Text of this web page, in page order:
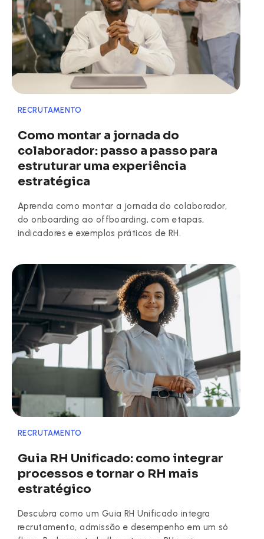
RECRUTAMENTO
Como montar a jornada do
colaborador: passo a passo para
estruturar uma experiência
estratégica
Aprenda como montar a jornada do colaborador,
do onboarding ao offboarding, com etapas,
indicadores e exemplos práticos de RH.
RECRUTAMENTO
Guia RH Unificado: como integrar
processos e tornar o RH mais
estratégico
Descubra como um Guia RH Unificado integra
recrutamento, admissão e desempenho em um só